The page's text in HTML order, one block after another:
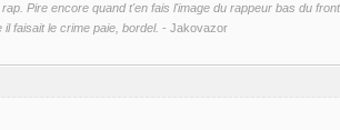
Pire encore quand t'en fais l'image du rappeur bas du
faisait le crime paie, bordel. - Jakovazor